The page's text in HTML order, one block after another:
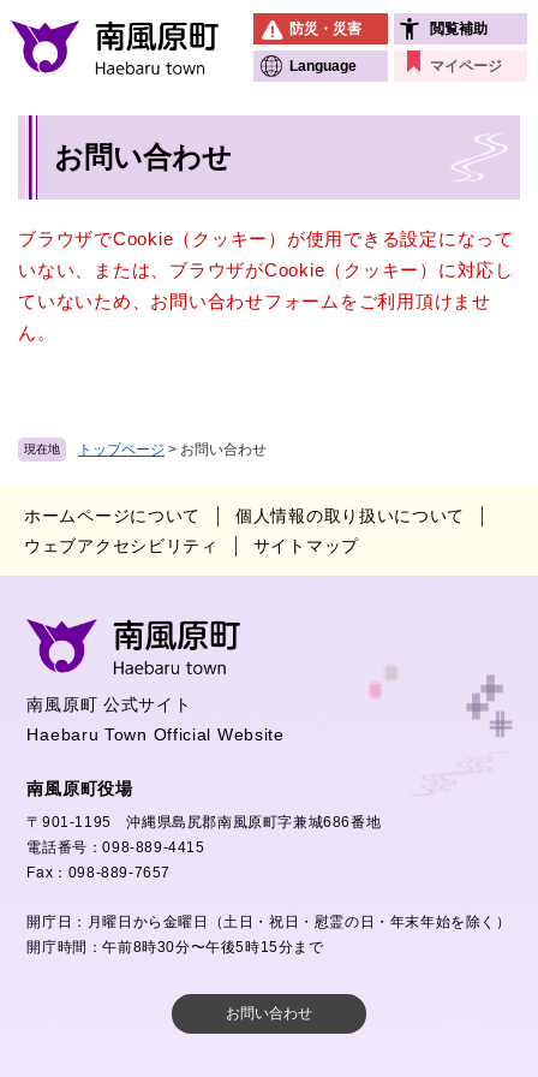
メニューを飛ばして本文へ
防災・災害 閲覧補助
Language マイページ
現在地 トップページ > お問い合わせ
お問い合わせ
ブラウザでCookie（クッキー）が使用できる設定になって
いない、または、ブラウザがCookie（クッキー）に対応し
ていないため、お問い合わせフォームをご利用頂けませ
ん。
ホームページについて
個人情報の取り扱いについて
ウェブアクセシビリティ
サイトマップ
南風原町 公式サイト
Haebaru Town Official Website
南風原町役場
〒901-1195 沖縄県島尻郡南風原町字兼城686番地
電話番号：098-889-4415
Fax：098-889-7657
開庁日：月曜日から金曜日（土日・祝日・慰霊の日・年末年始を除く）
開庁時間：午前8時30分〜午後5時15分まで
お問い合わせ